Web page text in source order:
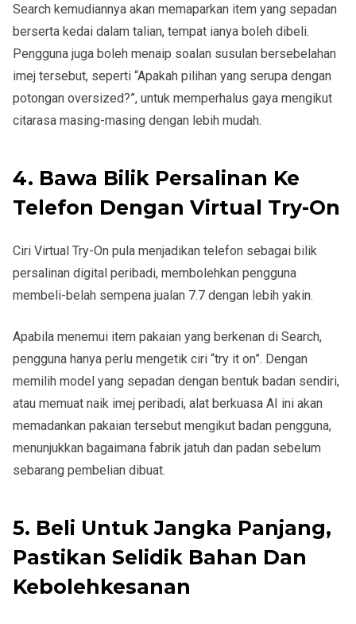
Search kemudiannya akan memaparkan item yang sepadan
berserta kedai dalam talian, tempat ianya boleh dibeli.
Pengguna juga boleh menaip soalan susulan bersebelahan
imej tersebut, seperti “Apakah pilihan yang serupa dengan
potongan oversized?”, untuk memperhalus gaya mengikut
citarasa masing-masing dengan lebih mudah.
4. Bawa Bilik Persalinan Ke
Telefon Dengan Virtual Try-On
Ciri Virtual Try-On pula menjadikan telefon sebagai bilik
persalinan digital peribadi, membolehkan pengguna
membeli-belah sempena jualan 7.7 dengan lebih yakin.
Apabila menemui item pakaian yang berkenan di Search,
pengguna hanya perlu mengetik ciri “try it on”. Dengan
memilih model yang sepadan dengan bentuk badan sendiri,
atau memuat naik imej peribadi, alat berkuasa AI ini akan
memadankan pakaian tersebut mengikut badan pengguna,
menunjukkan bagaimana fabrik jatuh dan padan sebelum
sebarang pembelian dibuat.
5. Beli Untuk Jangka Panjang,
Pastikan Selidik Bahan Dan
Kebolehkesanan